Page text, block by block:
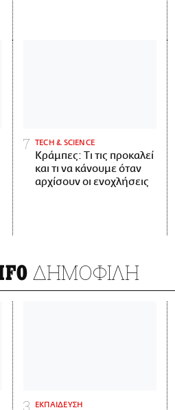
ΤECH & SCIENCE
Κράμπες: Τι τις προκαλεί
και τι να κάνουμε όταν
αρχίσουν οι ενοχλήσεις
ΔΗΜΟΦΙΛΗ
ΕΚΠΑΙΔΕΥΣΗ